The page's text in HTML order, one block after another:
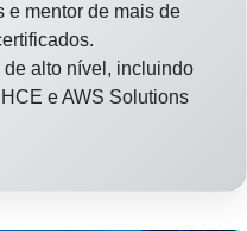
e mentor de mais de
de alto nível, incluindo
e AWS Solutions